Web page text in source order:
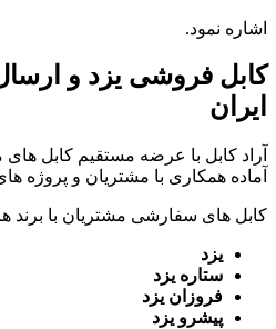
اشاره نمود.
کابل فروشی یزد و
ایران
آراد کابل با عرضه مستقیم کابل های
آماده همکاری با مشتریان و پروژه
کابل های سفارشی مشتریان با برند
یزد
ستاره یزد
فروزان یزد
پیشرو یزد